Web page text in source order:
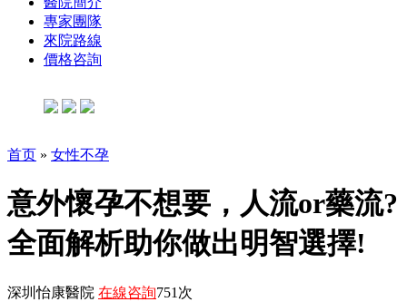
專家團隊
來院路線
價格咨詢
首页 » 女性不孕
意外懷孕不想要，人流or藥流?
全面解析助你做出明智選擇!
深圳怡康醫院 在線咨詢751次